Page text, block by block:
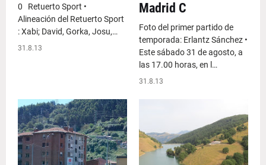
0 Retuerto Sport •
Alineación del Retuerto Sport
: Xabi; David, Gorka, Josu,…
31.8.13
Madrid C
Foto del primer partido de
temporada: Erlantz Sánchez •
Este sábado 31 de agosto, a
las 17.00 horas, en l…
31.8.13